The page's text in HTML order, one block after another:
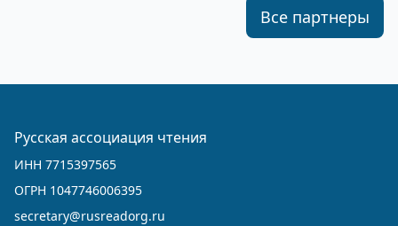
Все партнеры
Русская ассоциация чтения
ИНН 7715397565
ОГРН 1047746006395
secretary@rusreadorg.ru